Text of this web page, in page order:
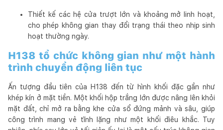
Thiết kế các hệ cửa trượt lớn và khoảng mở linh hoạt,
cho phép không gian thay đổi trạng thái theo nhịp sinh
hoạt thường ngày.
H138 tổ chức không gian như một hành
trình chuyển động liên tục
Ấn tượng đầu tiên của H138 đến từ hình khối đặc gần như
khép kín ở mặt tiền. Một khối hộp trắng lớn được nâng lên khỏi
mặt đất, chỉ mở ra bằng khe cửa sổ đứng mảnh và sâu, giúp
công trình mang vẻ tĩnh lặng như một khối điêu khắc. Tuy